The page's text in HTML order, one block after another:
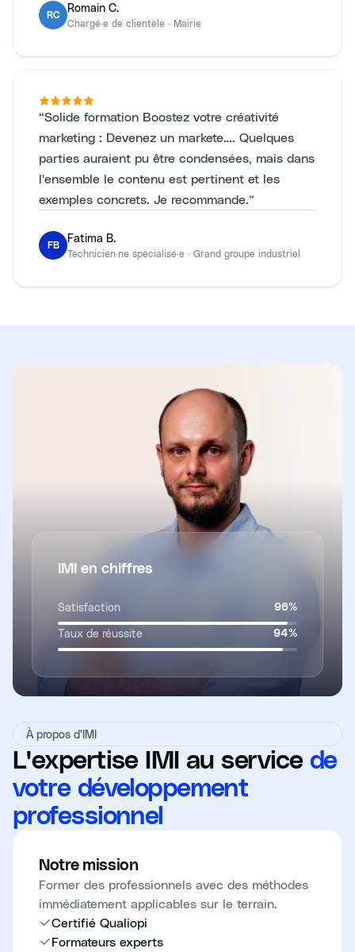
RC
Romain C.
Chargé·e de clientèle · Mairie
“Solide formation Boostez votre créativité
marketing : Devenez un markete…. Quelques
parties auraient pu être condensées, mais dans
l'ensemble le contenu est pertinent et les
exemples concrets. Je recommande.”
FB
Fatima B.
Technicien·ne spécialisé·e · Grand groupe industriel
IMI en chiffres
Satisfaction 96%
Taux de réussite 94%
À propos d'IMI
L'expertise IMI au service de
votre développement
professionnel
Notre mission
Former des professionnels avec des méthodes
immédiatement applicables sur le terrain.
Certifié Qualiopi
Formateurs experts